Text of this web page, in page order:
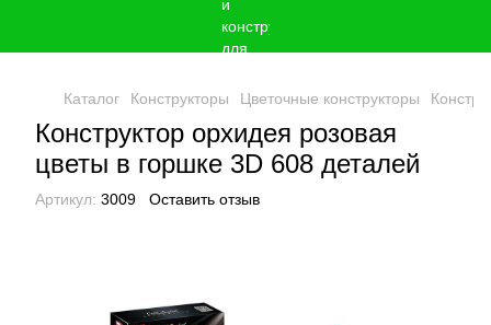
Каталог Конструкторы Цветочные конструкторы
Конструктор орхидея розовая
цветы в горшке 3D 608 деталей
Артикул: 3009 Оставить отзыв